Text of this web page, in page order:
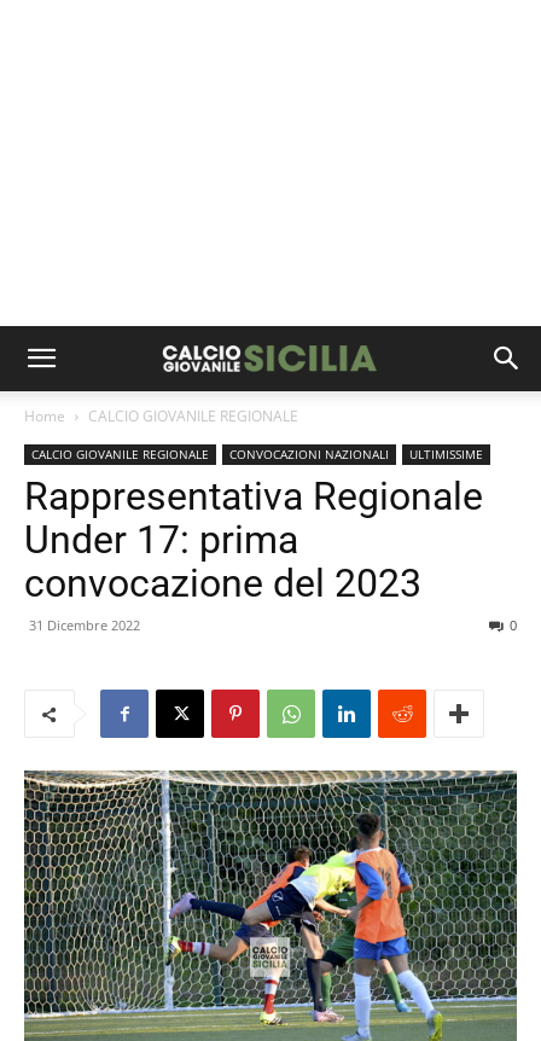
Home CALCIO GIOVANILE REGIONALE
CALCIO GIOVANILE REGIONALE CONVOCAZIONI NAZIONALI ULTIMISSIME
Rappresentativa Regionale
Under 17: prima
convocazione del 2023
31 Dicembre 2022 0